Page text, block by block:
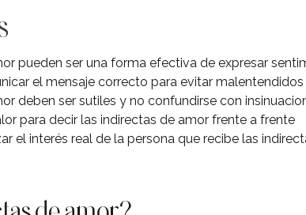
pueden ser una forma efectiva de expresar
el mensaje correcto para evitar malentendidos
deben ser sutiles y no confundirse con
para decir las indirectas de amor frente a frente
el interés real de la persona que recibe las